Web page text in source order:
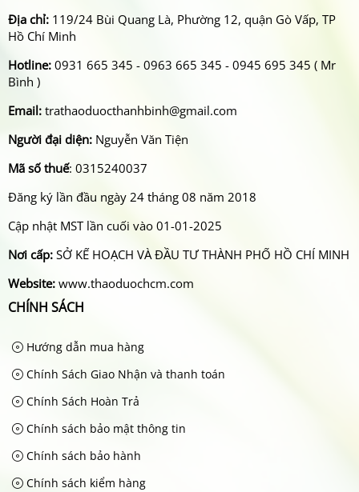
Địa chỉ: 119/24 Bùi Quang Là, Phường 12, quận Gò Vấp, TP
Hồ Chí Minh
Hotline: 0931 665 345 - 0963 665 345 - 0945 695 345 ( Mr
Bình )
Email: trathaoduocthanhbinh@gmail.com
Người đại diện: Nguyễn Văn Tiện
Mã số thuế: 0315240037
Đăng ký lần đầu ngày 24 tháng 08 năm 2018
Cập nhật MST lần cuối vào 01-01-2025
Nơi cấp: SỞ KẾ HOẠCH VÀ ĐẦU TƯ THÀNH PHỐ HỒ CHÍ MINH
Website: www.thaoduochcm.com
CHÍNH SÁCH
Hướng dẫn mua hàng
Chính Sách Giao Nhận và thanh toán
Chính Sách Hoàn Trả
Chính sách bảo mật thông tin
Chính sách bảo hành
Chính sách kiểm hàng